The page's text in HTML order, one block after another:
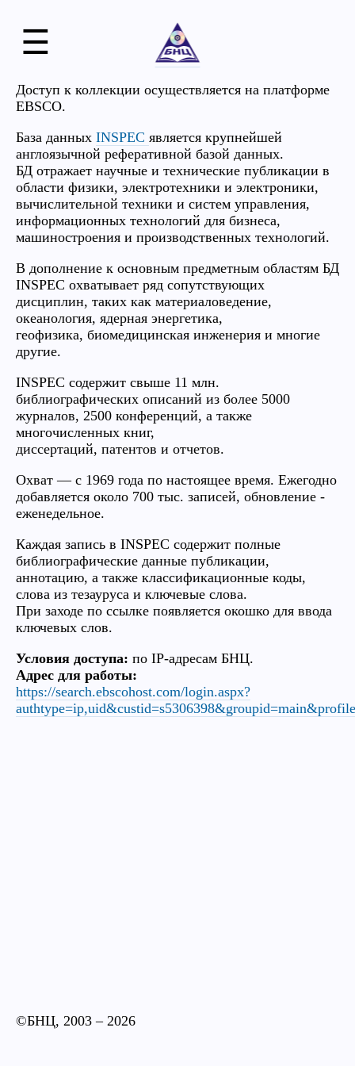
☰
Доступ к коллекции осуществляется на платформе
EBSCO.
База данных INSPEC является крупнейшей
англоязычной реферативной базой данных.
БД отражает научные и технические публикации в
области физики, электротехники и электроники,
вычислительной техники и систем управления,
информационных технологий для бизнеса,
машиностроения и производственных технологий.
В дополнение к основным предметным областям БД
INSPEC охватывает ряд сопутствующих
дисциплин, таких как материаловедение,
океанология, ядерная энергетика,
геофизика, биомедицинская инженерия и многие
другие.
INSPEC содержит свыше 11 млн.
библиографических описаний из более 5000
журналов, 2500 конференций, а также
многочисленных книг,
диссертаций, патентов и отчетов.
Охват — с 1969 года по настоящее время. Ежегодно
добавляется около 700 тыс. записей, обновление -
еженедельное.
Каждая запись в INSPEC содержит полные
библиографические данные публикации,
аннотацию, а также классификационные коды,
слова из тезауруса и ключевые слова.
При заходе по ссылке появляется окошко для ввода
ключевых слов.
Условия доступа: по IP-адресам БНЦ.
Адрес для работы:
https://search.ebscohost.com/login.aspx?
©БНЦ, 2003– 2026